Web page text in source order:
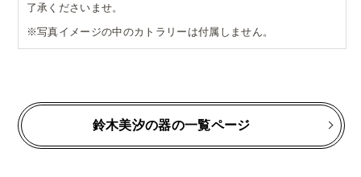
了承くださいませ。
※写真イメージの中のカトラリーは付属しません。
鈴木美汐の器の一覧ページ